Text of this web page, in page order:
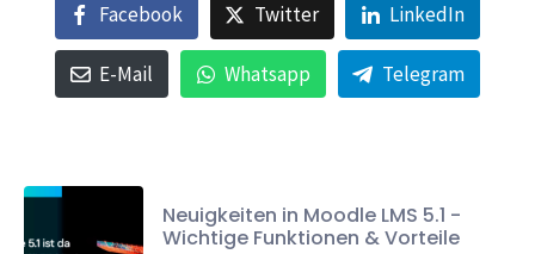
Facebook Twitter LinkedIn
E-Mail Whatsapp Telegram
Neuigkeiten in Moodle LMS 5.1 -
Wichtige Funktionen & Vorteile